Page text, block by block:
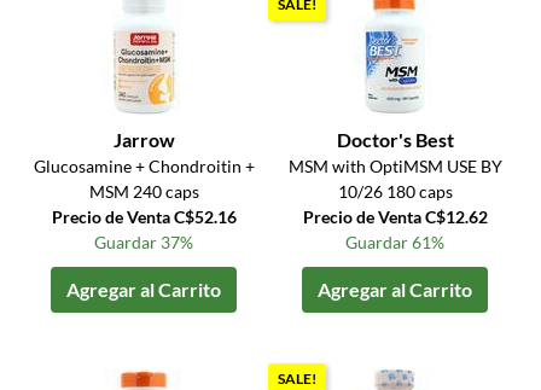
Jarrow
Glucosamine + Chondroitin +
MSM 240 caps
Precio de Venta C$52.16
Guardar 37%
Agregar al Carrito
SALE!
Doctor's Best
MSM with OptiMSM USE BY
10/26 180 caps
Precio de Venta C$12.62
Guardar 61%
Agregar al Carrito
SALE!